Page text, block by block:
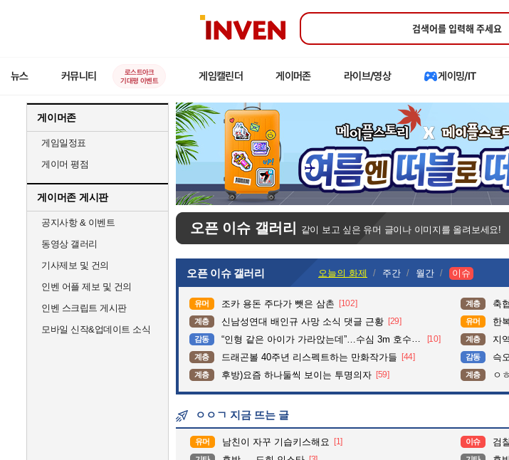
인
뉴스 커뮤니티
로스트아크
기대평 이벤트
게임캘린더 게이머존 라이브/영상 게이밍/IT
게이머존
게임일정표
게이머 평점
게이머존 게시판
공지사항 & 이벤트
동영상 갤러리
기사제보 및 건의
인벤 어플 제보 및 건의
인벤 스크립트 게시판
모바일 신작&업데이트 소식
오픈 이슈 갤러리 같이 보고 싶은 유머 글이나 이미지를 올려보세요!
오픈 이슈 갤러리 오늘의 화제 주간 월간 이슈
유머 조카 용돈 주다가 뺏은 삼촌 [102] 계층 축
계층 신남성연대 배인규 사망 소식 댓글 근황 [29] 유머 한
감동 “인형 같은 아이가 가라앉는데”…수심 3m 호수 뛰어든 60대 의인 [10] 계층 지
계층 드래곤볼 40주년 리스펙트하는 만화작가들 [44] 감동 슥오
계층 후방)요즘 하나둘씩 보이는 투명의자 [59] 계층 ㅇ
ㅇㅇㄱ 지금 뜨는 글
유머 남친이 자꾸 기습키스해요 [1] 이슈 검